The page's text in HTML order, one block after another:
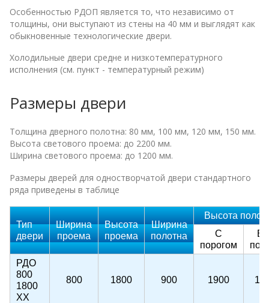
Особенностью РДОП является то, что независимо от
толщины, они выступают из стены на 40 мм и выглядят как
обыкновенные технологические двери.
Холодильные двери средне и низкотемпературного
исполнения (см. пункт - температурный режим)
Размеры двери
Толщина дверного полотна: 80 мм, 100 мм, 120 мм, 150 мм.
Высота светового проема: до 2200 мм.
Ширина светового проема: до 1200 мм.
Размеры дверей для одностворчатой двери стандартного
ряда приведены в таблице
Тип
двери
Ширина
проема
Высота
проема
Ширина
полотна
Высота
С
порогом
РДО
800
1800
ХХ
800 1800 900 1900